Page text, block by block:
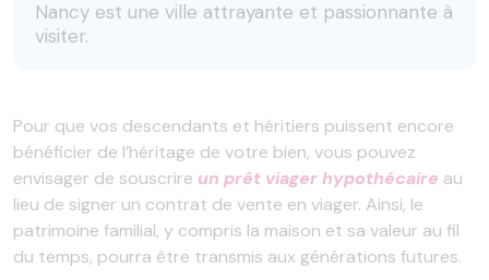
Nancy est une ville attrayante et passionnante à
visiter.
Pour que vos descendants et héritiers puissent encore
bénéficier de l’héritage de votre bien, vous pouvez
envisager de souscrire un prêt viager hypothécaire au
lieu de signer un contrat de vente en viager. Ainsi, le
patrimoine familial, y compris la maison et sa valeur au fil
du temps, pourra être transmis aux générations futures.